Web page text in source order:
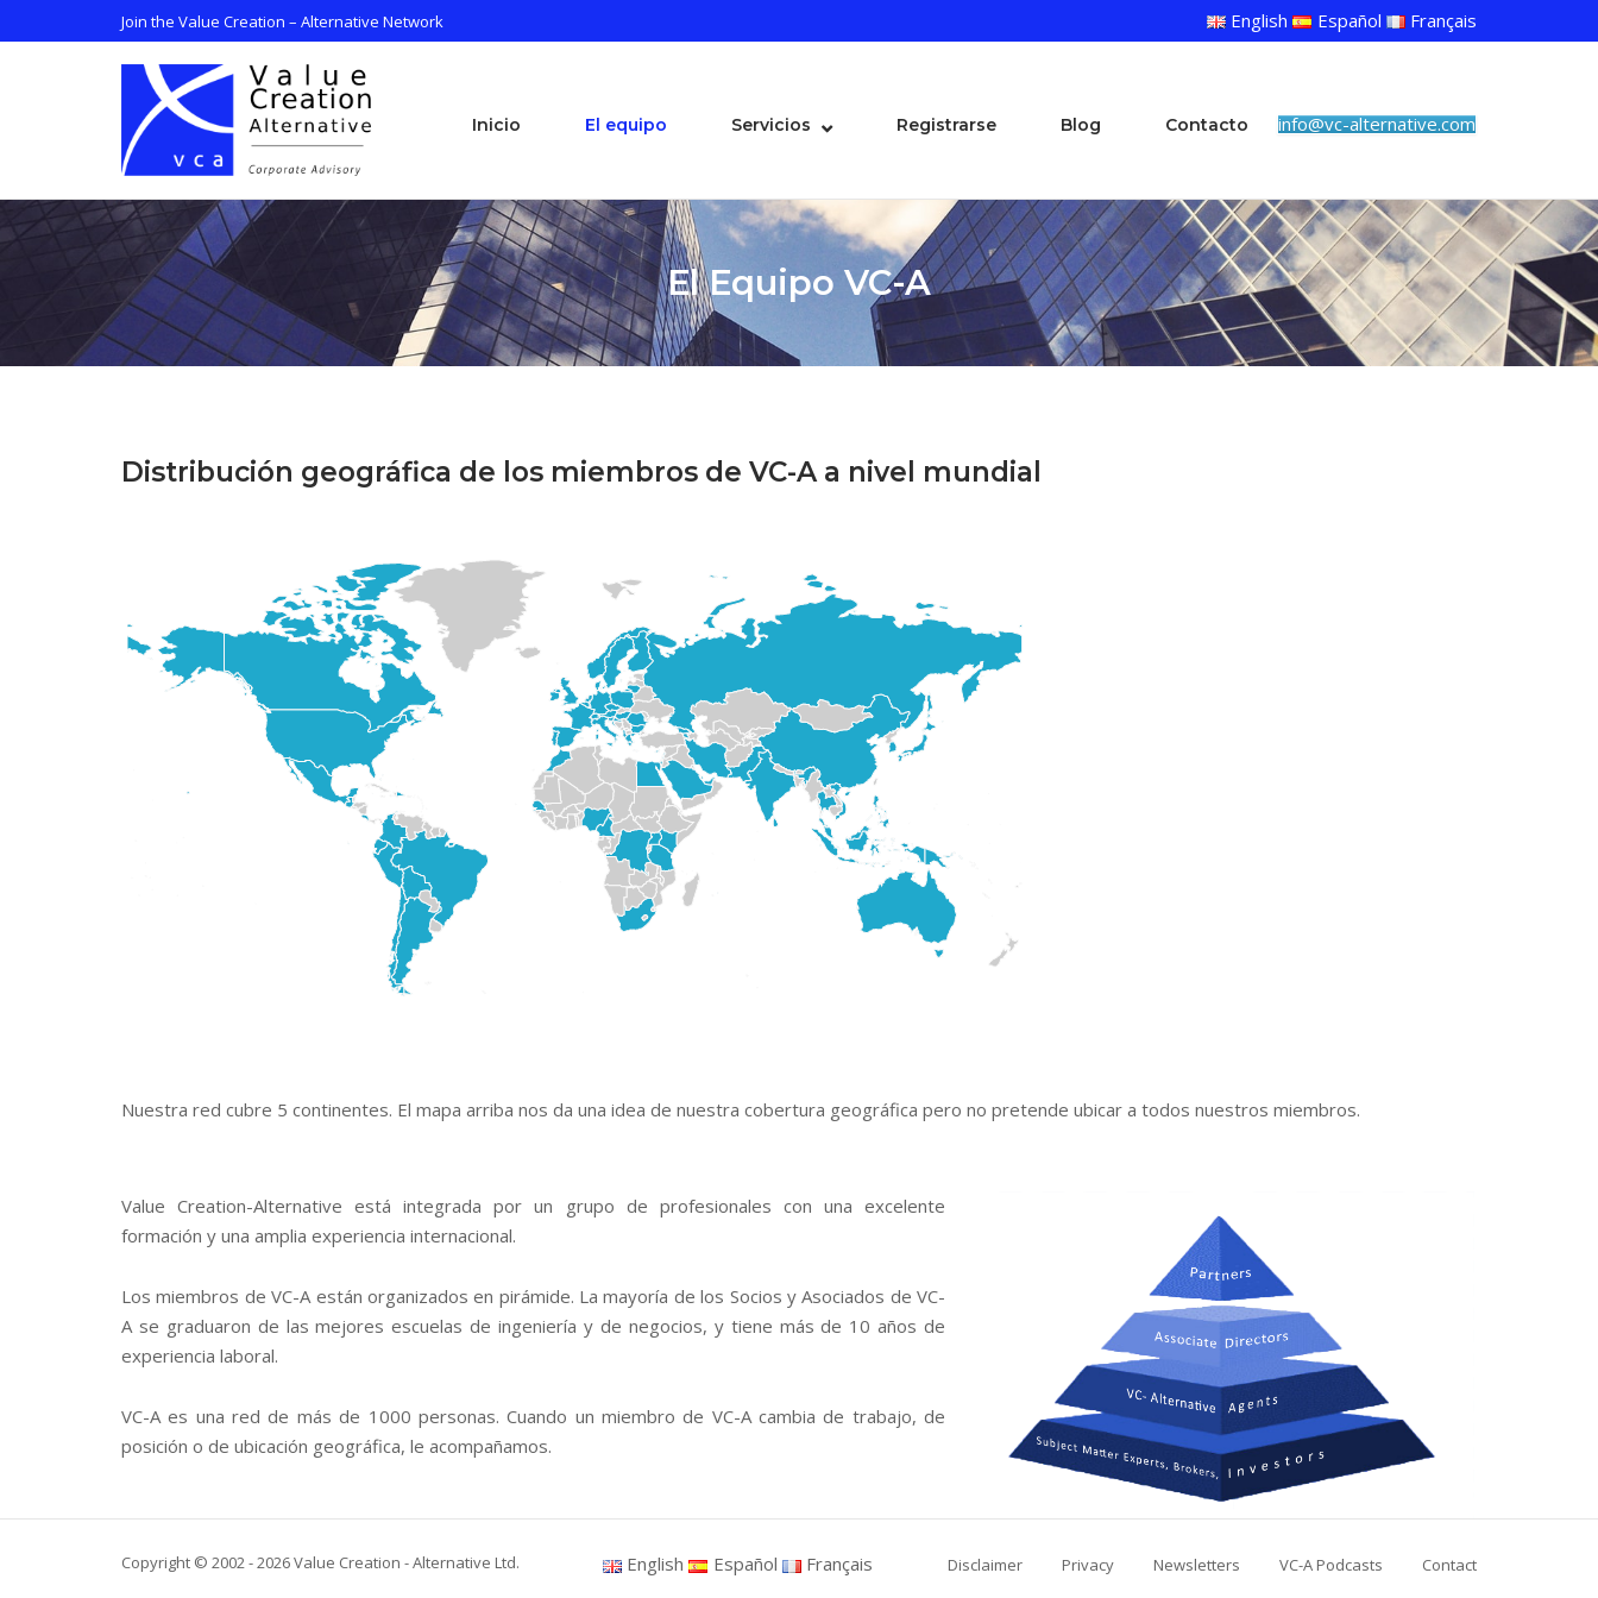
al
Join the Value Creation – Alternative Network English Español Français
Inicio
Inicio El equipo Servicios Registrarse Blog Contacto info@vc-alternative.com
El Equipo VC-A
Distribución geográfica de los miembros de VC-A a nivel mundial
Nuestra red cubre 5 continentes. El mapa arriba nos da una idea de nuestra cobertura geográfica pero no pretende ubicar a todos nuestros miembros.
Value Creation-Alternative está integrada por un grupo de profesionales con una excelente
formación y una amplia experiencia internacional.
Los miembros de VC-A están organizados en pirámide. La mayoría de los Socios y Asociados de VC-
A se graduaron de las mejores escuelas de ingeniería y de negocios, y tiene más de 10 años de
experiencia laboral.
VC-A es una red de más de 1000 personas. Cuando un miembro de VC-A cambia de trabajo, de
posición o de ubicación geográfica, le acompañamos.
Copyright © 2002 - 2026 Value Creation - Alternative Ltd. English Español Français Disclaimer Privacy Newsletters VC-A Podcasts Contact